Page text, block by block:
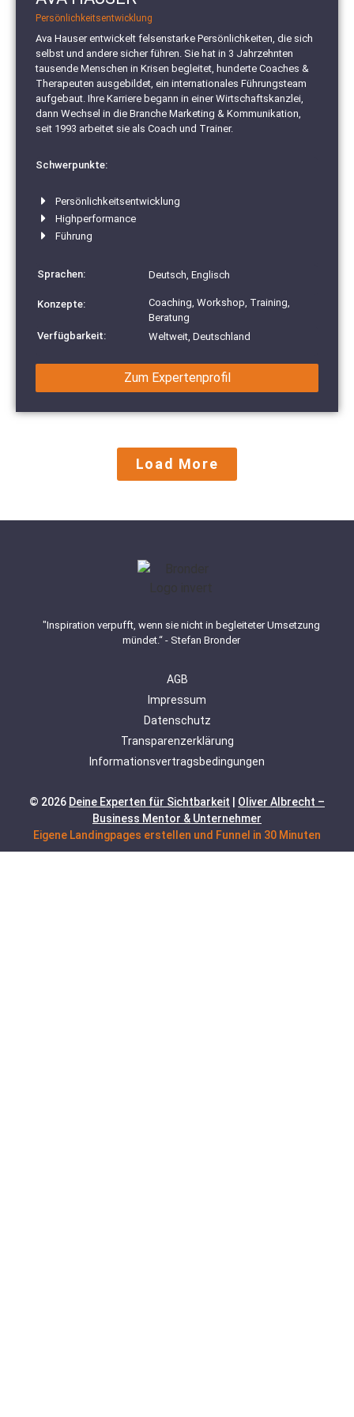
Persönlichkeitsentwicklung
Ava Hauser entwickelt felsenstarke Persönlichkeiten, die sich
selbst und andere sicher führen. Sie hat in 3 Jahrzehnten
tausende Menschen in Krisen begleitet, hunderte Coaches &
Therapeuten ausgebildet, ein internationales Führungsteam
aufgebaut. Ihre Karriere begann in einer Wirtschaftskanzlei,
dann Wechsel in die Branche Marketing & Kommunikation,
seit 1993 arbeitet sie als Coach und Trainer.
Schwerpunkte:
Persönlichkeitsentwicklung
Highperformance
Führung
Sprachen: Deutsch, Englisch
Konzepte:
Coaching, Workshop, Training,
Beratung
Verfügbarkeit:
Weltweit, Deutschland
Zum Expertenprofil
Load More
"Inspiration verpufft, wenn sie nicht in begleiteter Umsetzung
mündet.“ - Stefan Bronder
AGB
Impressum
Datenschutz
Transparenzerklärung
Informationsvertragsbedingungen
© 2026 Deine Experten für Sichtbarkeit
Oliver Albrecht –
Business Mentor & Unternehmer
Eigene Landingpages erstellen und Funnel in 30 Minuten